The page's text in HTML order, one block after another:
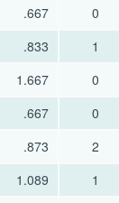
.667 0
.833 1
1.667 0
.667 0
.873 2
1.089 1